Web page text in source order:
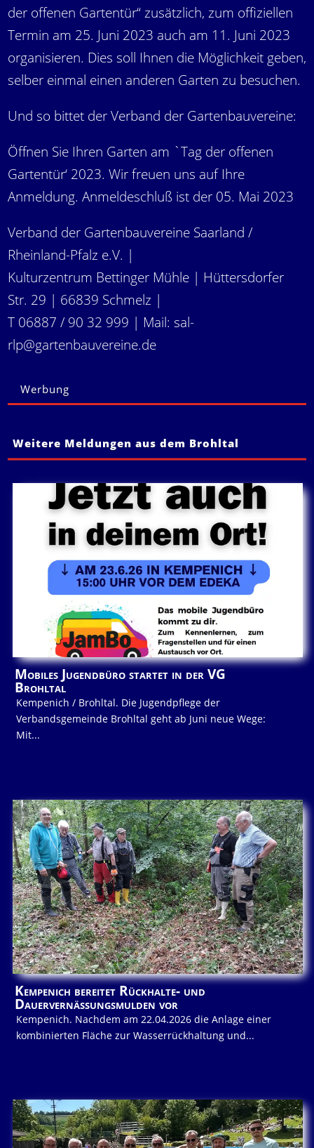
der offenen Gartentür“ zusätzlich, zum offiziellen
Termin am 25. Juni 2023 auch am 11. Juni 2023
organisieren. Dies soll Ihnen die Möglichkeit geben,
selber einmal einen anderen Garten zu besuchen.
Und so bittet der Verband der Gartenbauvereine:
Öffnen Sie Ihren Garten am `Tag der offenen
Gartentür‘ 2023. Wir freuen uns auf Ihre
Anmeldung. Anmeldeschluß ist der 05. Mai 2023
Verband der Gartenbauvereine Saarland /
Rheinland-Pfalz e.V. |
Kulturzentrum Bettinger Mühle | Hüttersdorfer
Str. 29 | 66839 Schmelz |
T 06887 / 90 32 999 | Mail: sal-
rlp@gartenbauvereine.de
Werbung
Weitere Meldungen aus dem Brohltal
Mobiles Jugendbüro startet in der VG
Brohltal
Kempenich / Brohltal. Die Jugendpflege der
Verbandsgemeinde Brohltal geht ab Juni neue Wege:
Mit...
Kempenich bereitet Rückhalte- und
Dauervernässungsmulden vor
Kempenich. Nachdem am 22.04.2026 die Anlage einer
kombinierten Fläche zur Wasserrückhaltung und...